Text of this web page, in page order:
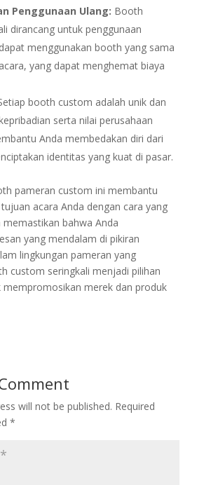
Penggunaan Ulang: Booth
dirancang untuk penggunaan
menggunakan booth yang sama
yang dapat menghemat biaya
booth custom adalah unik dan
serta nilai perusahaan
Anda membedakan diri dari
identitas yang kuat di pasar.
pameran custom ini membantu
acara Anda dengan cara yang
bahwa Anda
yang mendalam di pikiran
lingkungan pameran yang
custom seringkali menjadi pilihan
mempromosikan merek dan produk
will not be published. Required
*